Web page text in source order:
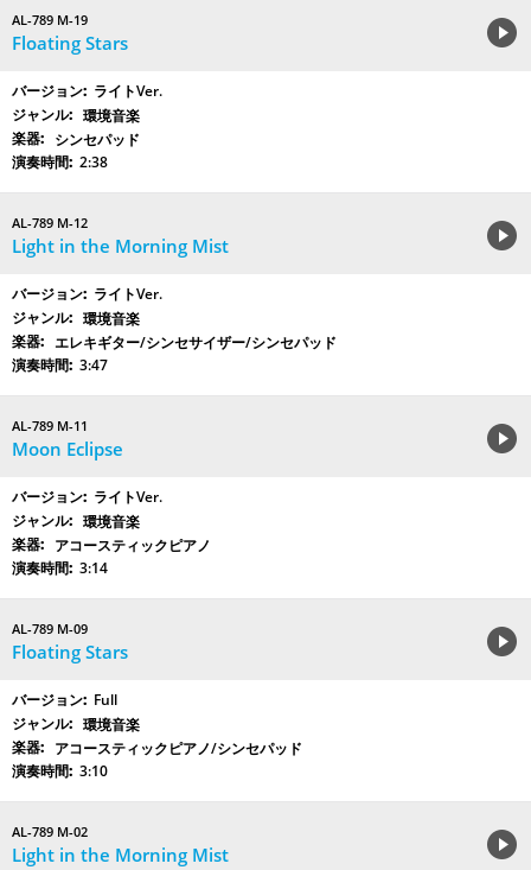
AL-789 M-19
Floating Stars
ライトVer.
環境音楽
シンセパッド
2:38
AL-789 M-12
Light in the Morning Mist
ライトVer.
環境音楽
エレキギター/シンセサイザー/シンセパッド
3:47
AL-789 M-11
Moon Eclipse
ライトVer.
環境音楽
アコースティックピアノ
3:14
AL-789 M-09
Floating Stars
Full
環境音楽
アコースティックピアノ/シンセパッド
3:10
AL-789 M-02
Light in the Morning Mist